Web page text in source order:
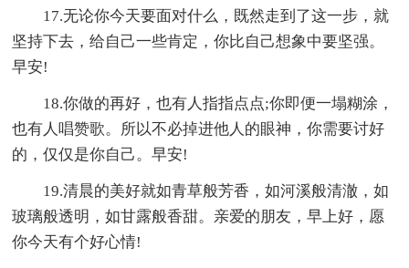
17.无论你今天要面对什么，既然走到了这一步，就
坚持下去，给自己一些肯定，你比自己想象中要坚强。
早安!
18.你做的再好，也有人指指点点;你即便一塌糊涂，
也有人唱赞歌。所以不必掉进他人的眼神，你需要讨好
的，仅仅是你自己。早安!
19.清晨的美好就如青草般芳香，如河溪般清澈，如
玻璃般透明，如甘露般香甜。亲爱的朋友，早上好，愿
你今天有个好心情!